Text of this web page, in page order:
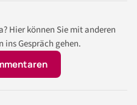
Hier können Sie mit anderen
ins Gespräch gehen.